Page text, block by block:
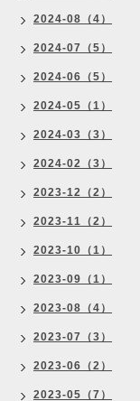
2024-08（4）
2024-07（5）
2024-06（5）
2024-05（1）
2024-03（3）
2024-02（3）
2023-12（2）
2023-11（2）
2023-10（1）
2023-09（1）
2023-08（4）
2023-07（3）
2023-06（2）
2023-05（7）